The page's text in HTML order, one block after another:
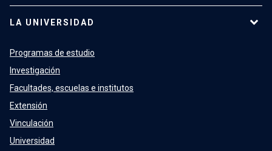
LA UNIVERSIDAD
Programas de estudio
Investigación
Facultades, escuelas e institutos
Extensión
Vinculación
Universidad